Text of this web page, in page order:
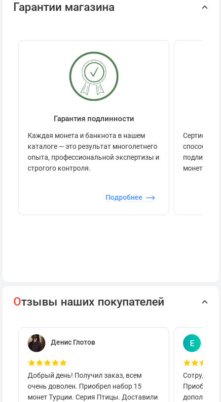
Гарантии магазина
Гарантия подлинности
Каждая монета и банкнота в нашем
каталоге — это результат многолетнего
опыта, профессиональной экспертизы и
строгого контроля.
Подробнее
способов
монеты.
Отзывы наших покупателей
Денис Глотов
Добрый день! Получил заказ, всем
очень доволен. Приобрел набор 15
монет Турции. Серия Птицы. Доставили
Е